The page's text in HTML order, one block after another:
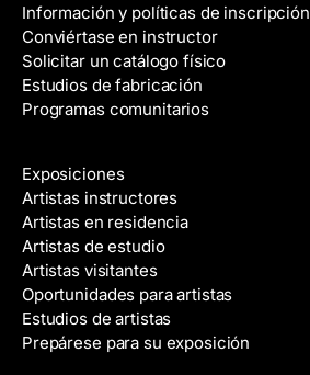
Información y políticas de inscripción
Conviértase en instructor
Solicitar un catálogo físico
Estudios de fabricación
Programas comunitarios
Exposiciones
Artistas instructores
Artistas en residencia
Artistas de estudio
Artistas visitantes
Oportunidades para artistas
Estudios de artistas
Prepárese para su exposición